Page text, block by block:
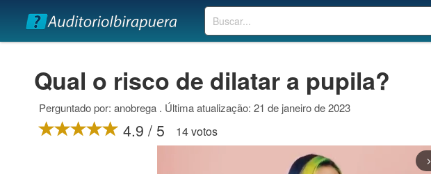
Buscar
Qual o risco de dilatar a pupila?
Perguntado por: anobrega . Última atualização: 21 de janeiro de 2023
4.9 / 5 14 votos
arrow_forward_ios